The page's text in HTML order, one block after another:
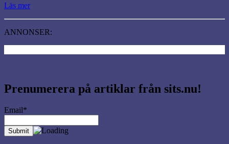
Läs mer
ANNONSER:
Prenumerera på artiklar från sits.nu!
Email*